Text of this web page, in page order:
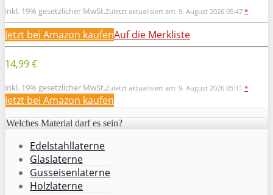
inkl. 19% gesetzlicher MwSt.Zuletzt aktualisiert am: 9. August 2026 05:47 *
Jetzt bei Amazon kaufenAuf die Merkliste
14,99 €
inkl. 19% gesetzlicher MwSt.Zuletzt aktualisiert am: 9. August 2026 05:11 *
Jetzt bei Amazon kaufen
Welches Material darf es sein?
Edelstahllaterne
Glaslaterne
Gusseisenlaterne
Holzlaterne